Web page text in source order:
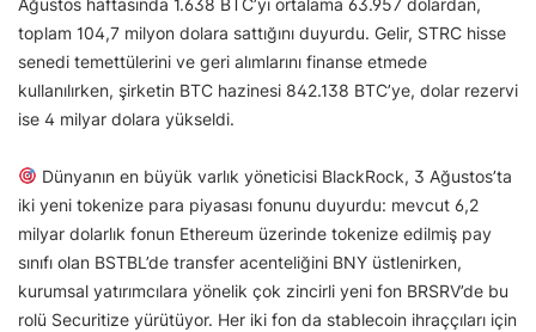
Ağustos haftasında 1.638 BTC’yi ortalama 63.957 dolardan,
toplam 104,7 milyon dolara sattığını duyurdu. Gelir, STRC hisse
senedi temettülerini ve geri alımlarını finanse etmede
kullanılırken, şirketin BTC hazinesi 842.138 BTC’ye, dolar rezervi
ise 4 milyar dolara yükseldi.
Dünyanın en büyük varlık yöneticisi BlackRock, 3 Ağustos’ta
iki yeni tokenize para piyasası fonunu duyurdu: mevcut 6,2
milyar dolarlık fonun Ethereum üzerinde tokenize edilmiş pay
sınıfı olan BSTBL’de transfer acenteliğini BNY üstlenirken,
kurumsal yatırımcılara yönelik çok zincirli yeni fon BRSRV’de bu
rolü Securitize yürütüyor. Her iki fon da stablecoin ihraççıları için